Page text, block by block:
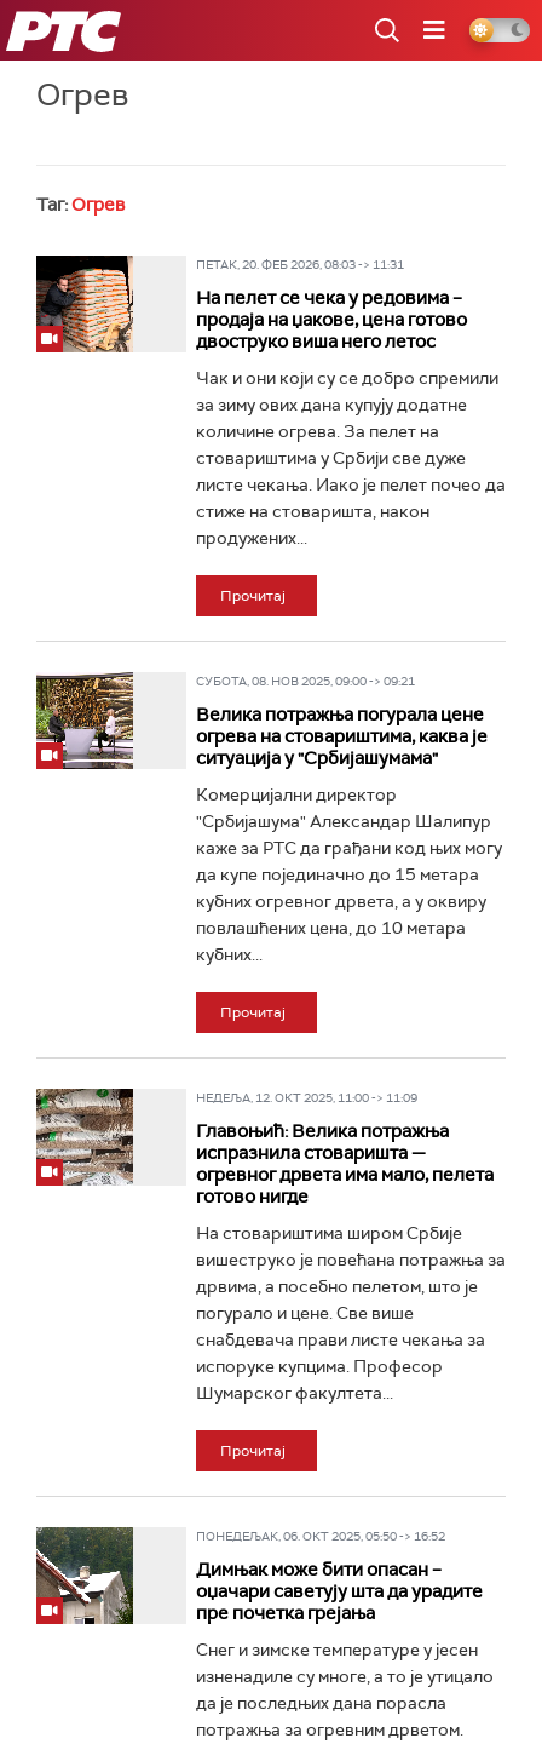
РТС
Огрев
Таг:Огрев
ПЕТАК, 20. ФЕБ 2026, 08:03 -> 11:31
На пелет се чека у редовима –
продаја на џакове, цена готово
двоструко виша него летос
Чак и они који су се добро спремили
за зиму ових дана купују додатне
количине огрева. За пелет на
стовариштима у Србији све дуже
листе чекања. Иако је пелет почео да
стиже на стоваришта, након
продужених...
Прочитај
СУБОТА, 08. НОВ 2025, 09:00 -> 09:21
Велика потражња погурала цене
огрева на стовариштима, каква је
ситуација у "Србијашумама"
Комерцијални директор
"Србијашума" Александар Шалипур
каже за РТС да грађани код њих могу
да купе појединачно до 15 метара
кубних огревног дрвета, а у оквиру
повлашћених цена, до 10 метара
кубних...
Прочитај
НЕДЕЉА, 12. ОКТ 2025, 11:00 -> 11:09
Главоњић: Велика потражња
испразнила стоваришта —
огревног дрвета има мало, пелета
готово нигде
На стовариштима широм Србије
вишеструко је повећана потражња за
дрвима, а посебно пелетом, што је
погурало и цене. Све више
снабдевача прави листе чекања за
испоруке купцима. Професор
Шумарског факултета...
Прочитај
ПОНЕДЕЉАК, 06. ОКТ 2025, 05:50 -> 16:52
Димњак може бити опасан –
оџачари саветују шта да урадите
пре почетка грејања
Снег и зимске температуре у јесен
изненадиле су многе, а то је утицало
да је последњих дана порасла
потражња за огревним дрветом.